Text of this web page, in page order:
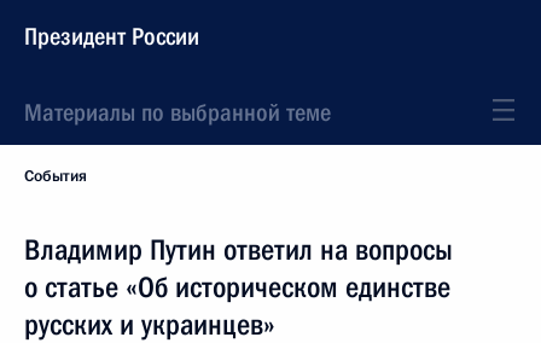
Президент России
Материалы по выбранной теме
События
Владимир Путин ответил на вопросы
о статье «Об историческом единстве
русских и украинцев»